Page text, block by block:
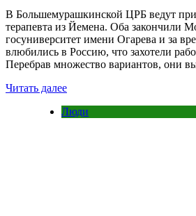
В Большемурашкинской ЦРБ ведут
терапевта из Йемена. Оба закончили
госуниверситет имени Огарева и за
влюбились в Россию, что захотели
Перебрав множество вариантов, они
Читать далее
Люди